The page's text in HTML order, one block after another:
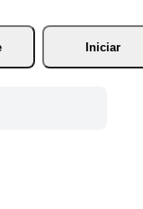
Iniciar